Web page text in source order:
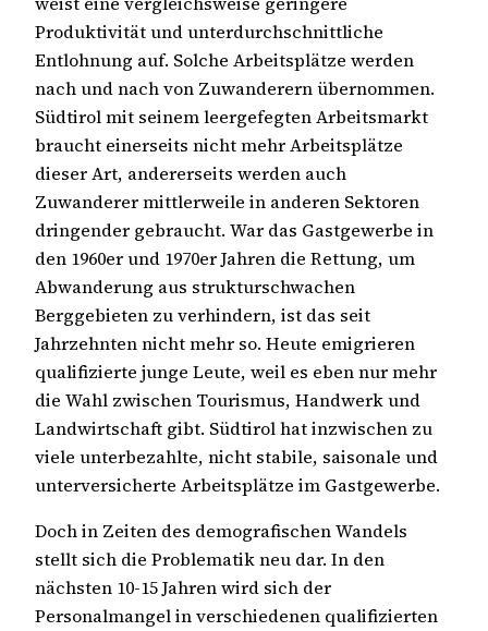
Produktivität und unterdurchschnittliche
Entlohnung auf. Solche Arbeitsplätze werden
nach und nach von Zuwanderern übernommen.
Südtirol mit seinem leergefegten Arbeitsmarkt
braucht einerseits nicht mehr Arbeitsplätze
dieser Art, andererseits werden auch
Zuwanderer mittlerweile in anderen Sektoren
dringender gebraucht. War das Gastgewerbe in
den 1960er und 1970er Jahren die Rettung, um
Abwanderung aus strukturschwachen
Berggebieten zu verhindern, ist das seit
Jahrzehnten nicht mehr so. Heute emigrieren
qualifizierte junge Leute, weil es eben nur mehr
die Wahl zwischen Tourismus, Handwerk und
Landwirtschaft gibt. Südtirol hat inzwischen zu
viele unterbezahlte, nicht stabile, saisonale und
unterversicherte Arbeitsplätze im Gastgewerbe.
Doch in Zeiten des demografischen Wandels
stellt sich die Problematik neu dar. In den
nächsten 10-15 Jahren wird sich der
Personalmangel in verschiedenen qualifizierten